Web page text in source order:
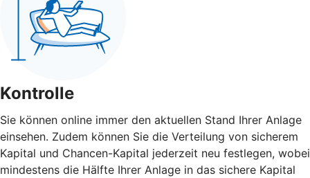
Kontrolle
Sie können online immer den aktuellen Stand Ihrer Anlage
einsehen. Zudem können Sie die Verteilung von sicherem
Kapital und Chancen-Kapital jederzeit neu festlegen, wobei
mindestens die Hälfte Ihrer Anlage in das sichere Kapital